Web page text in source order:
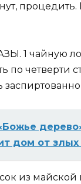
1 чайную
по четверти
дом от злых
из